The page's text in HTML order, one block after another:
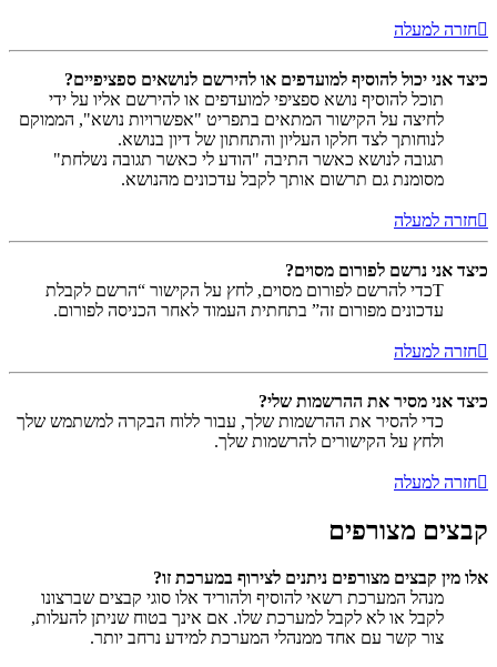
חזרה למעלה
כיצד אני יכול להוסיף למועדפים או להירשם לנושאים ספציפיים?
תוכל להוסיף נושא ספציפי למועדפים או להירשם אליו על ידי
לחיצה על הקישור המתאים בתפריט "אפשרויות נושא", הממוקם
לנוחותך לצד חלקו העליון והתחתון של דיון בנושא.
תגובה לנושא כאשר התיבה "הודע לי כאשר תגובה נשלחת"
מסומנת גם תרשום אותך לקבל עדכונים מהנושא.
חזרה למעלה
כיצד אני נרשם לפורום מסוים?
Tכדי להרשם לפורום מסוים, לחץ על הקישור “הרשם לקבלת
עדכונים מפורום זה” בתחתית העמוד לאחר הכניסה לפורום.
חזרה למעלה
כיצד אני מסיר את ההרשמות שלי?
כדי להסיר את ההרשמות שלך, עבור ללוח הבקרה למשתמש שלך
ולחץ על הקישורים להרשמות שלך.
חזרה למעלה
קבצים מצורפים
אלו מין קבצים מצורפים ניתנים לצירוף במערכת זו?
מנהל המערכת רשאי להוסיף ולהוריד אלו סוגי קבצים שברצונו
לקבל או לא לקבל למערכת שלו. אם אינך בטוח שניתן להעלות,
צור קשר עם אחד ממנהלי המערכת למידע נרחב יותר.